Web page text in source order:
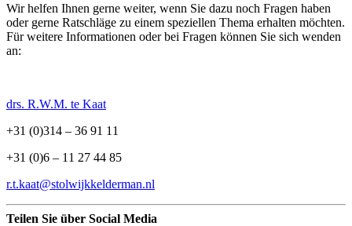
Wir helfen Ihnen gerne weiter, wenn Sie dazu noch Fragen haben
oder gerne Ratschläge zu einem speziellen Thema erhalten möchten.
Für weitere Informationen oder bei Fragen können Sie sich wenden
an:
drs. R.W.M. te Kaat
+31 (0)314 – 36 91 11
+31 (0)6 – 11 27 44 85
r.t.kaat@stolwijkkelderman.nl
Teilen Sie über Social Media